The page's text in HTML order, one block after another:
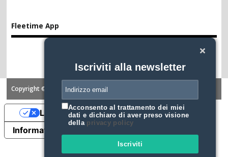
Iscriviti alla newsletter
Acconsento al trattamento dei miei
dati e dichiaro di aver preso visione
della privacy policy
Iscriviti
Fleetime App
Copyright ©2026. FLEETIME
Informativa sulla raccolta
Le tue preferenze relative alla privacy